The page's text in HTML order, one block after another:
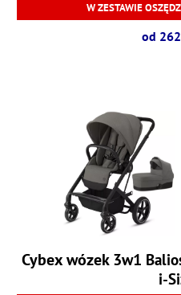
W ZESTAWIE
od
Cybex wózek 3w1
i-